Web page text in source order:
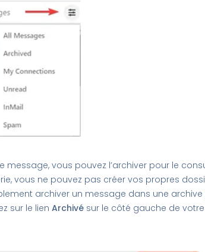
message, vous pouvez l’archiver pour le
vous ne pouvez pas créer vos propres
archiver un message dans une archive
sur le lien Archivé sur le côté gauche de